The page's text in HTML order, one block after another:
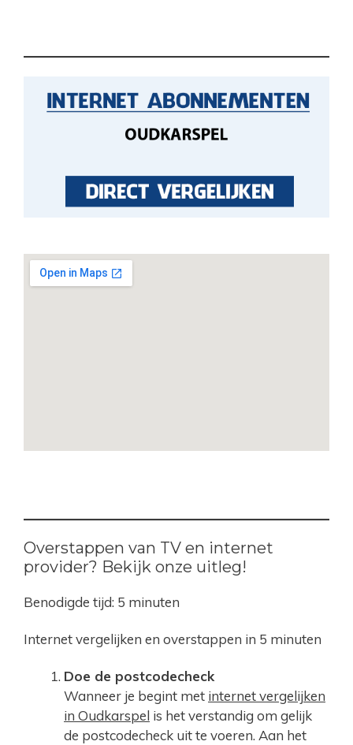
Overstappen van TV en internet
provider? Bekijk onze uitleg!
Benodigde tijd: 5 minuten
Internet vergelijken en overstappen in 5 minuten
Doe de postcodecheck
Wanneer je begint met internet vergelijken
in Oudkarspel is het verstandig om gelijk
de postcodecheck uit te voeren. Aan het